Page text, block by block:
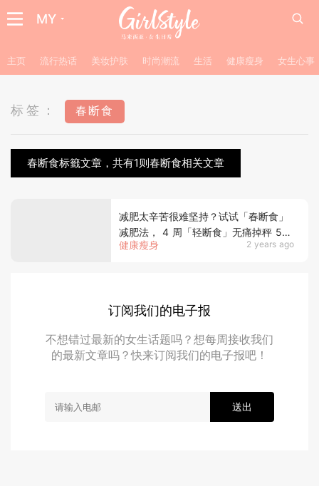
MY
主页 流行热话 美妆护肤 时尚潮流 生活 健康瘦身 女生心事
标签： 春断食
春断食标籤文章，共有1则春断食相关文章
健康瘦身 2 years ago
减肥太辛苦很难坚持？试试「春断食」
减肥法， 4 周「轻断食」无痛掉秤 5-
10 kg~
订阅我们的电子报
不想错过最新的女生话题吗？想每周接收我们
的最新文章吗？快来订阅我们的电子报吧！
送出